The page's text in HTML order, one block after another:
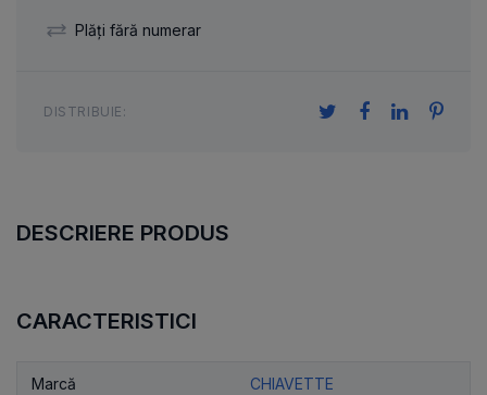
Plăți fără numerar
DISTRIBUIE:
DESCRIERE PRODUS
CARACTERISTICI
Marcă CHIAVETTE